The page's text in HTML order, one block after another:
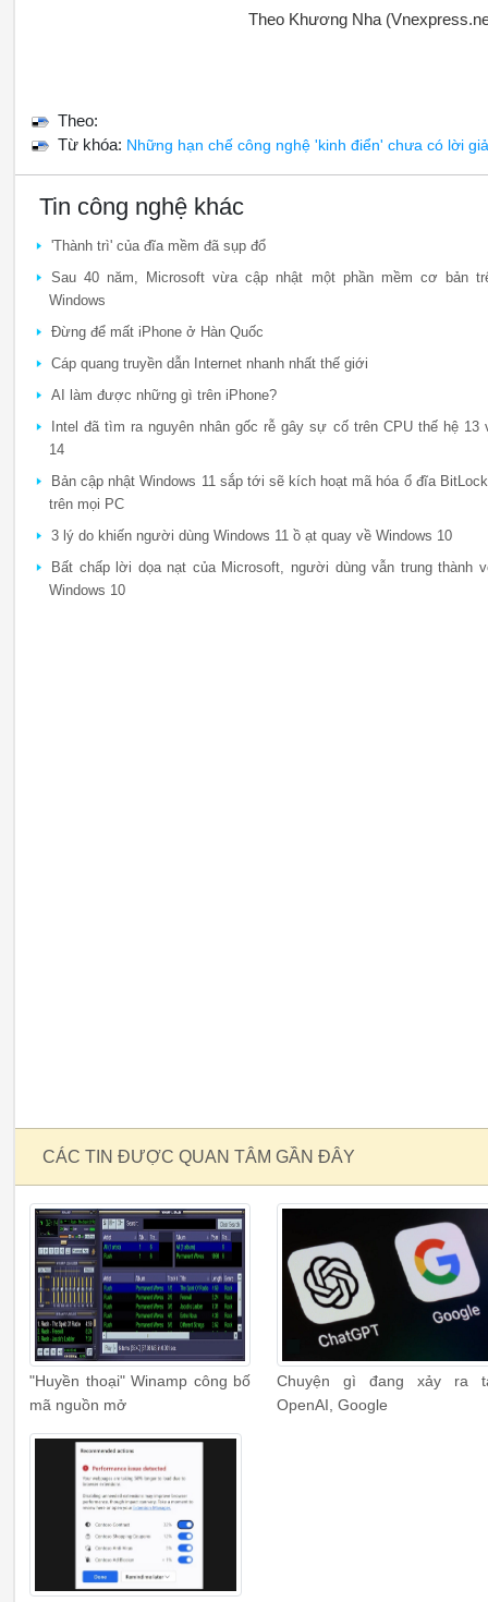
Theo Khương Nha
Theo:
Từ khóa: Những hạn chế công nghệ 'kinh điển' chưa có lời
Tin công nghệ khác
'Thành trì' của đĩa mềm đã sụp đổ
Sau 40 năm, Microsoft vừa cập nhật một phần mềm cơ bản
Windows
Đừng để mất iPhone ở Hàn Quốc
Cáp quang truyền dẫn Internet nhanh nhất thế giới
AI làm được những gì trên iPhone?
Intel đã tìm ra nguyên nhân gốc rễ gây sự cố trên CPU thế hệ 13
14
Bản cập nhật Windows 11 sắp tới sẽ kích hoạt mã hóa ổ đĩa
trên mọi PC
3 lý do khiến người dùng Windows 11 ồ ạt quay về Windows 10
Bất chấp lời dọa nạt của Microsoft, người dùng vẫn trung thành
Windows 10
CÁC TIN ĐƯỢC QUAN TÂM GẦN ĐÂY
"Huyền thoại" Winamp công bố
mã nguồn mở
Chuyện gì đang xảy ra
OpenAI, Google